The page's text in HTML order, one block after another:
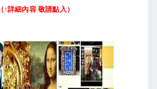
（↑詳細內容 敬請點入）